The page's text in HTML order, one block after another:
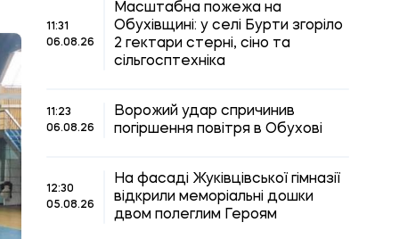
11:31
06.08.26
Масштабна пожежа на
Обухівщині: у селі Бурти згоріло
2 гектари стерні, сіно та
сільгосптехніка
11:23
06.08.26
Ворожий удар спричинив
погіршення повітря в Обухові
12:30
05.08.26
На фасаді Жуківцівської гімназії
відкрили меморіальні дошки
двом полеглим Героям